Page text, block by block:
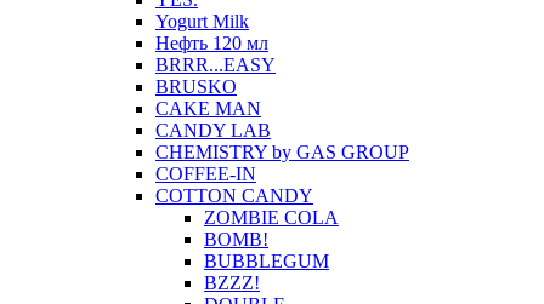
Yogurt Milk
Нефть 120 мл
BRRR...EASY
BRUSKO
CAKE MAN
CANDY LAB
CHEMISTRY by GAS GROUP
COFFEE-IN
COTTON CANDY
ZOMBIE COLA
BOMB!
BUBBLEGUM
BZZZ!